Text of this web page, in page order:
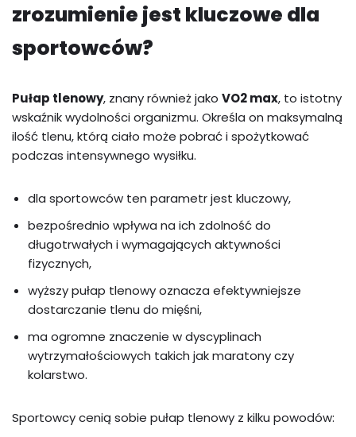
zrozumienie jest kluczowe dla
sportowców?
Pułap tlenowy, znany również jako VO2 max, to istotny
wskaźnik wydolności organizmu. Określa on maksymalną
ilość tlenu, którą ciało może pobrać i spożytkować
podczas intensywnego wysiłku.
dla sportowców ten parametr jest kluczowy,
bezpośrednio wpływa na ich zdolność do
długotrwałych i wymagających aktywności
fizycznych,
wyższy pułap tlenowy oznacza efektywniejsze
dostarczanie tlenu do mięśni,
ma ogromne znaczenie w dyscyplinach
wytrzymałościowych takich jak maratony czy
kolarstwo.
Sportowcy cenią sobie pułap tlenowy z kilku powodów: